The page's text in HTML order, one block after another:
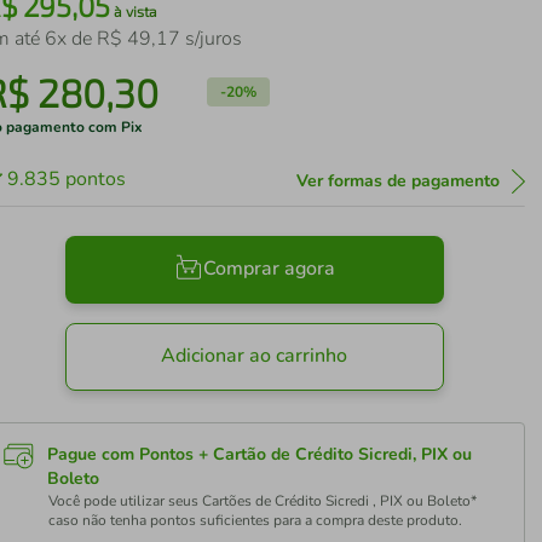
à vista
até 6x de R$ 49,17 s/juros
280,30 -20%
pagamento com Pix
9.835 pontos Ver formas de pagamento
Comprar agora
Adicionar ao carrinho
Pague com Pontos + Cartão de Crédito Sicredi, PIX ou
Boleto
Você pode utilizar seus Cartões de Crédito Sicredi , PIX ou Boleto*
caso não tenha pontos suficientes para a compra deste produto.